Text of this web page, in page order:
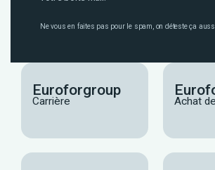
Ne vous en faites pas pour le spam, on déteste ça
Euroforgroup
Carrière Achat